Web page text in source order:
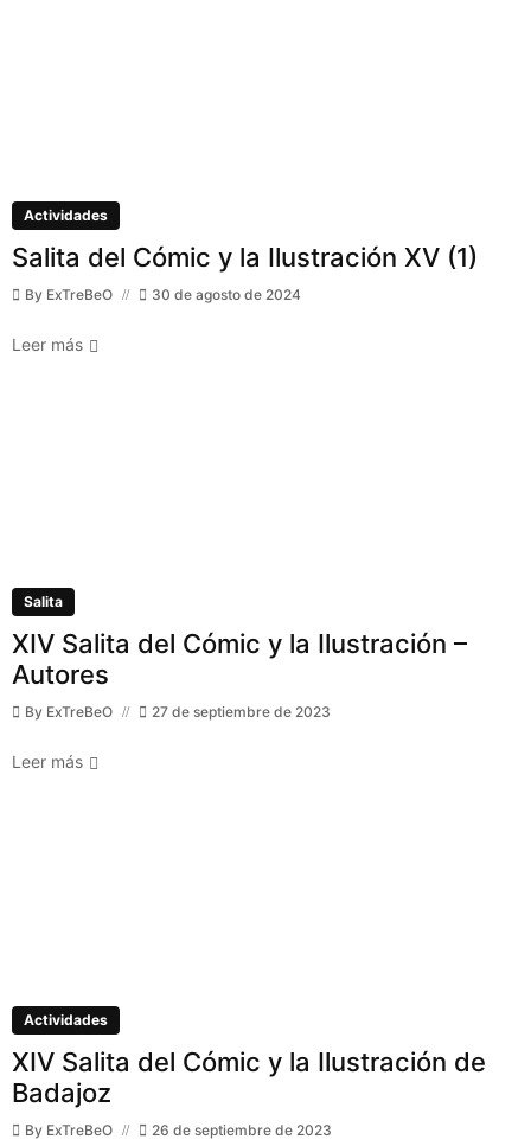
Actividades
Salita del Cómic y la Ilustración XV (1)
By ExTreBeO 30 de agosto de 2024
Leer más
Salita
XIV Salita del Cómic y la Ilustración –
Autores
By ExTreBeO 27 de septiembre de 2023
Leer más
Actividades
XIV Salita del Cómic y la Ilustración de
Badajoz
By ExTreBeO 26 de septiembre de 2023